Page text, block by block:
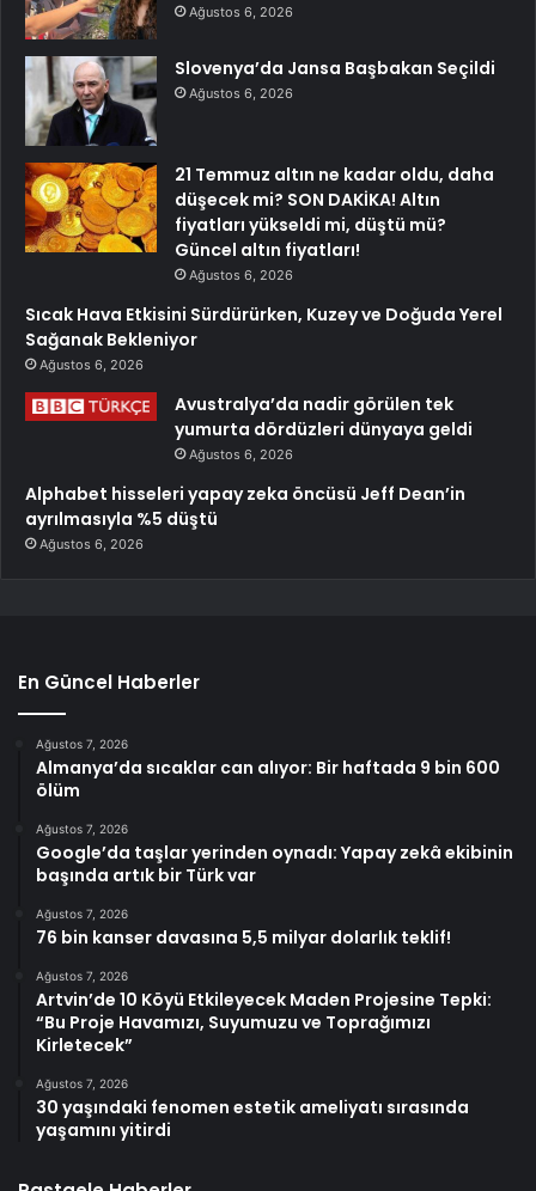
Ağustos 6, 2026
Slovenya’da Jansa Başbakan Seçildi
Ağustos 6, 2026
21 Temmuz altın ne kadar oldu, daha
düşecek mi? SON DAKİKA! Altın
fiyatları yükseldi mi, düştü mü?
Güncel altın fiyatları!
Ağustos 6, 2026
Sıcak Hava Etkisini Sürdürürken, Kuzey ve Doğuda Yerel
Sağanak Bekleniyor
Ağustos 6, 2026
Avustralya’da nadir görülen tek
yumurta dördüzleri dünyaya geldi
Ağustos 6, 2026
Alphabet hisseleri yapay zeka öncüsü Jeff Dean’in
ayrılmasıyla %5 düştü
Ağustos 6, 2026
En Güncel Haberler
Ağustos 7, 2026
Almanya’da sıcaklar can alıyor: Bir haftada 9 bin 600
ölüm
Ağustos 7, 2026
Google’da taşlar yerinden oynadı: Yapay zekâ ekibinin
başında artık bir Türk var
Ağustos 7, 2026
76 bin kanser davasına 5,5 milyar dolarlık teklif!
Ağustos 7, 2026
Artvin’de 10 Köyü Etkileyecek Maden Projesine Tepki:
“Bu Proje Havamızı, Suyumuzu ve Toprağımızı
Kirletecek”
Ağustos 7, 2026
30 yaşındaki fenomen estetik ameliyatı sırasında
yaşamını yitirdi